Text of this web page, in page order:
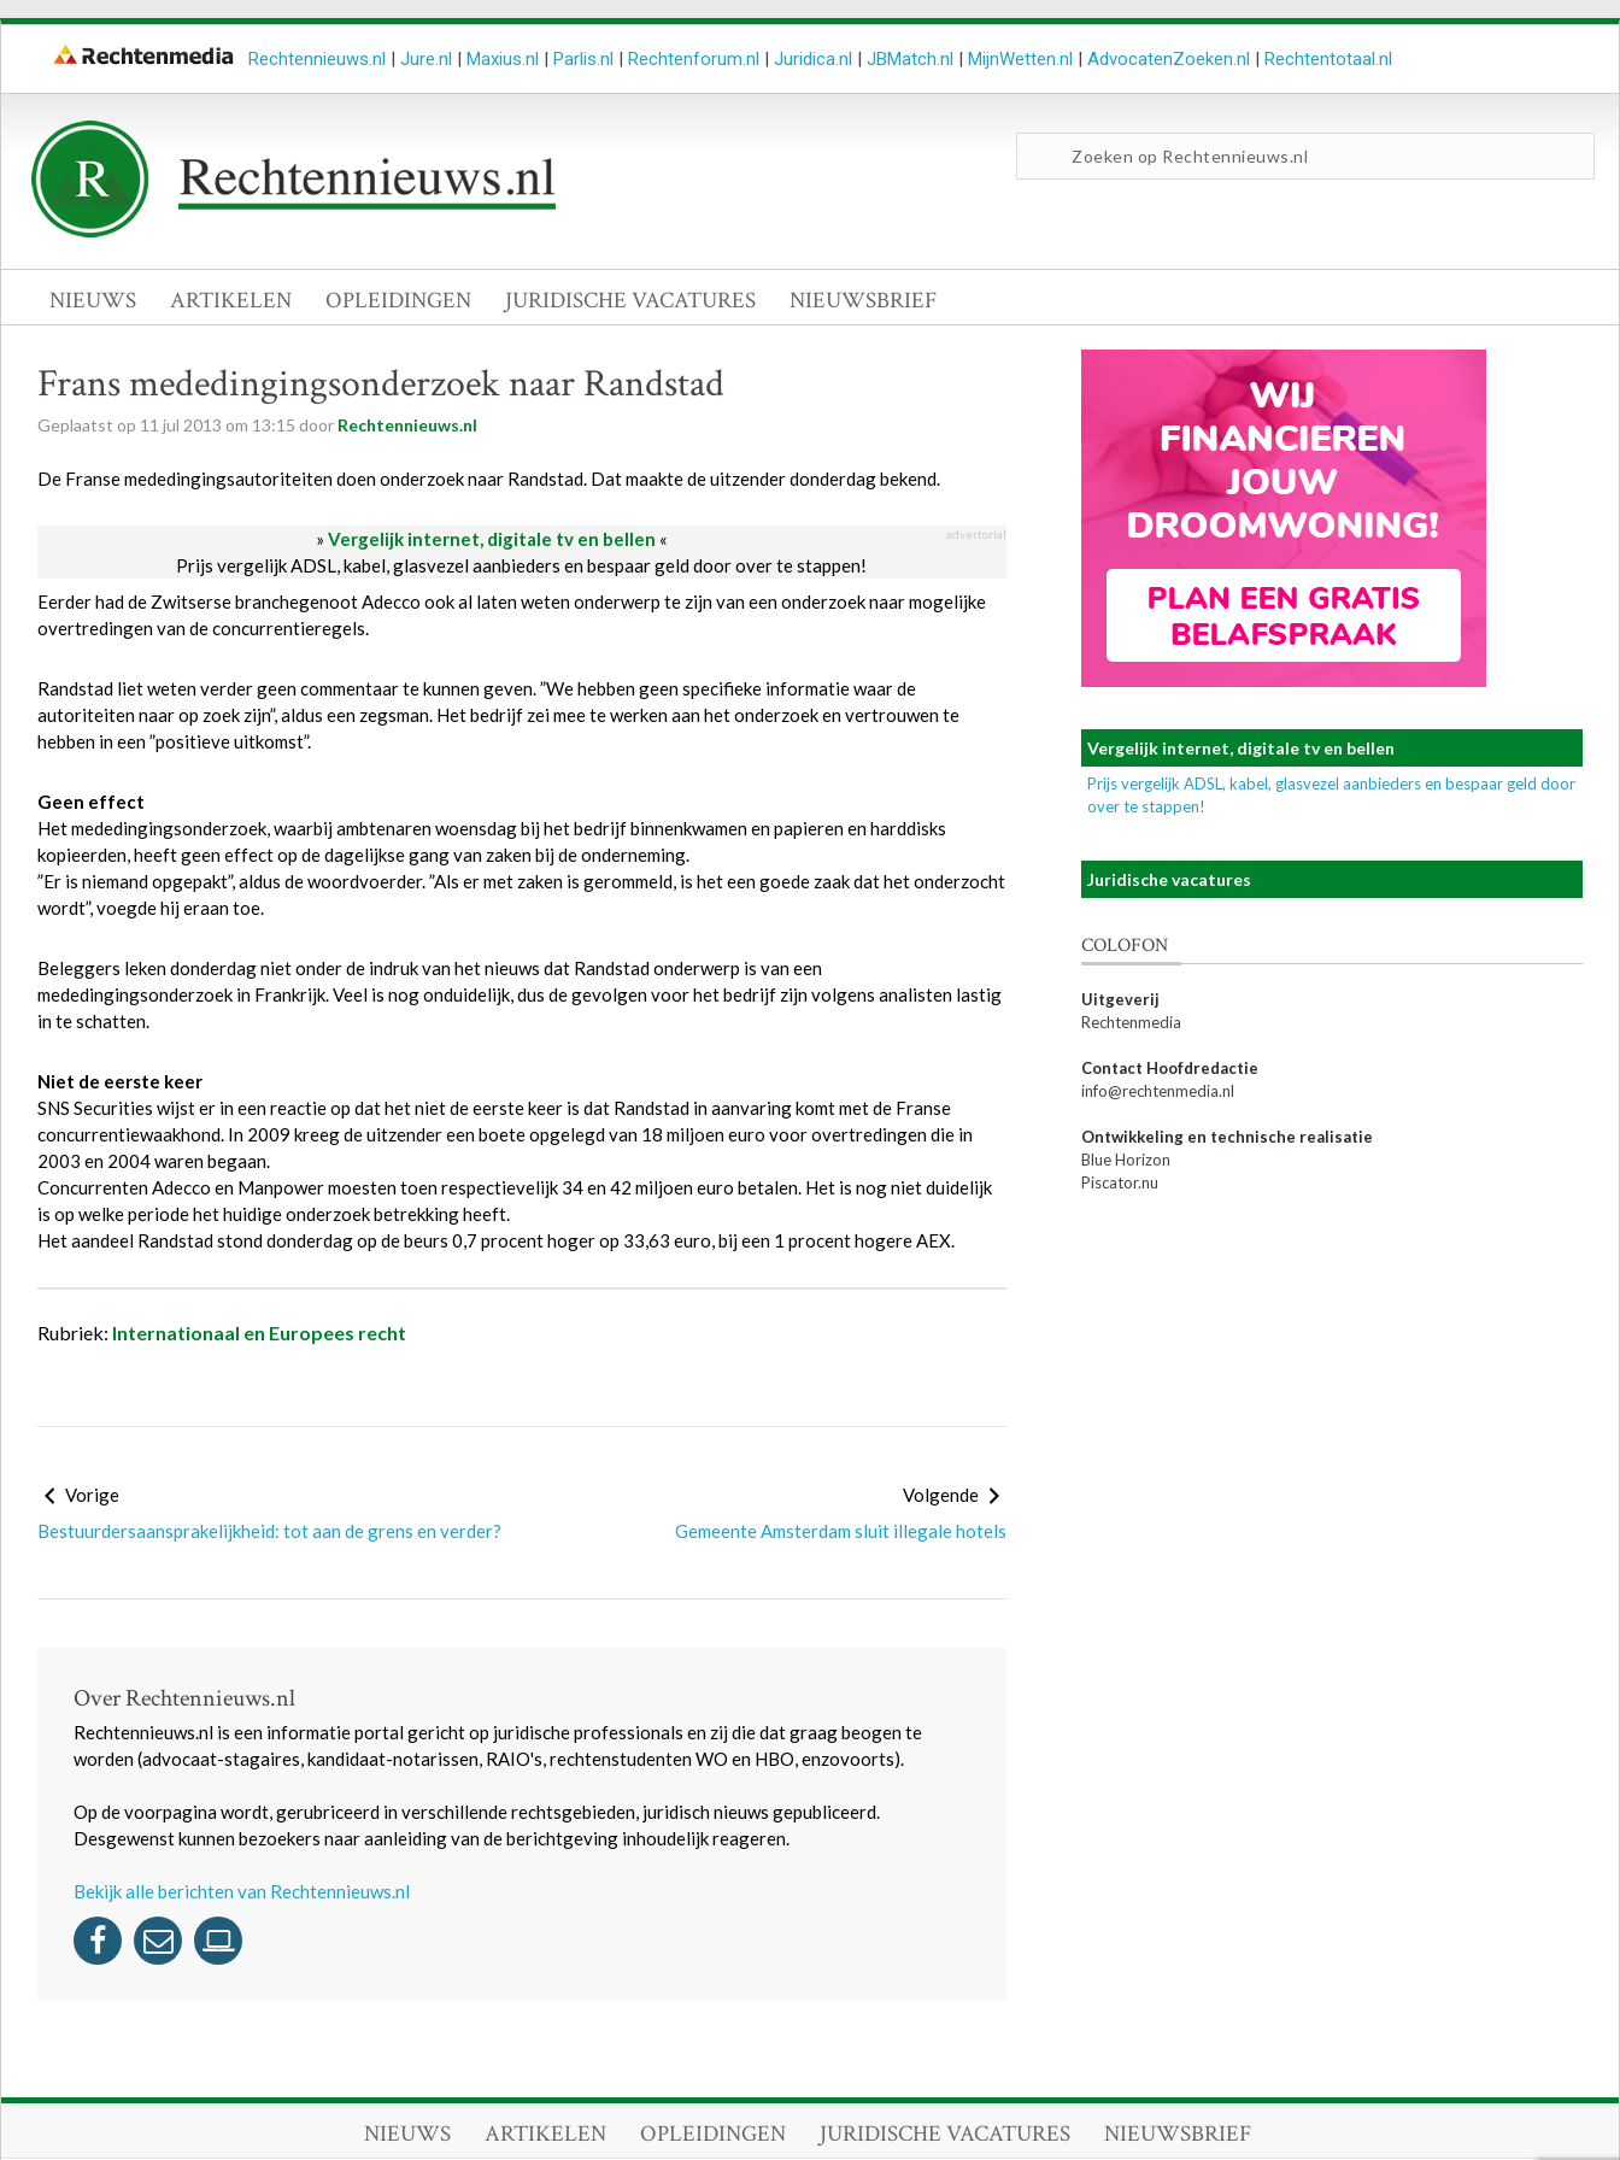
Rechtennieuws.nl | Jure.nl | Maxius.nl | Parlis.nl | Rechtenforum.nl | Juridica.nl | JBMatch.nl | MijnWetten.nl | AdvocatenZoeken.nl | Rechtentotaal.nl
NIEUWS ARTIKELEN OPLEIDINGEN JURIDISCHE VACATURES NIEUWSBRIEF
Frans mededingingsonderzoek naar Randstad
Geplaatst op 11 jul 2013 om 13:15 door Rechtennieuws.nl
De Franse mededingingsautoriteiten doen onderzoek naar Randstad. Dat maakte de uitzender donderdag bekend.
» Vergelijk internet, digitale tv en bellen « advertorial
Prijs vergelijk ADSL, kabel, glasvezel aanbieders en bespaar geld door over te stappen!
Eerder had de Zwitserse branchegenoot Adecco ook al laten weten onderwerp te zijn van een onderzoek naar mogelijke
overtredingen van de concurrentieregels.
Randstad liet weten verder geen commentaar te kunnen geven. ”We hebben geen specifieke informatie waar de
autoriteiten naar op zoek zijn”, aldus een zegsman. Het bedrijf zei mee te werken aan het onderzoek en vertrouwen te
hebben in een ”positieve uitkomst”.
Geen effect
Het mededingingsonderzoek, waarbij ambtenaren woensdag bij het bedrijf binnenkwamen en papieren en harddisks
kopieerden, heeft geen effect op de dagelijkse gang van zaken bij de onderneming.
”Er is niemand opgepakt”, aldus de woordvoerder. ”Als er met zaken is gerommeld, is het een goede zaak dat het onderzocht
wordt”, voegde hij eraan toe.
Beleggers leken donderdag niet onder de indruk van het nieuws dat Randstad onderwerp is van een
mededingingsonderzoek in Frankrijk. Veel is nog onduidelijk, dus de gevolgen voor het bedrijf zijn volgens analisten lastig
in te schatten.
Niet de eerste keer
SNS Securities wijst er in een reactie op dat het niet de eerste keer is dat Randstad in aanvaring komt met de Franse
concurrentiewaakhond. In 2009 kreeg de uitzender een boete opgelegd van 18 miljoen euro voor overtredingen die in
2003 en 2004 waren begaan.
Concurrenten Adecco en Manpower moesten toen respectievelijk 34 en 42 miljoen euro betalen. Het is nog niet duidelijk
is op welke periode het huidige onderzoek betrekking heeft.
Het aandeel Randstad stond donderdag op de beurs 0,7 procent hoger op 33,63 euro, bij een 1 procent hogere AEX.
Rubriek: Internationaal en Europees recht
Vorige
Bestuurdersaansprakelijkheid: tot aan de grens en verder?
Volgende
Gemeente Amsterdam sluit illegale hotels
Over Rechtennieuws.nl
Rechtennieuws.nl is een informatie portal gericht op juridische professionals en zij die dat graag beogen te
worden (advocaat-stagaires, kandidaat-notarissen, RAIO's, rechtenstudenten WO en HBO, enzovoorts).
Op de voorpagina wordt, gerubriceerd in verschillende rechtsgebieden, juridisch nieuws gepubliceerd.
Desgewenst kunnen bezoekers naar aanleiding van de berichtgeving inhoudelijk reageren.
Bekijk alle berichten van Rechtennieuws.nl
Vergelijk internet, digitale tv en bellen
Prijs vergelijk ADSL, kabel, glasvezel aanbieders en bespaar geld door
over te stappen!
Juridische vacatures
COLOFON
Uitgeverij
Rechtenmedia
Contact Hoofdredactie
info@rechtenmedia.nl
Ontwikkeling en technische realisatie
Blue Horizon
Piscator.nu
NIEUWS ARTIKELEN OPLEIDINGEN JURIDISCHE VACATURES NIEUWSBRIEF